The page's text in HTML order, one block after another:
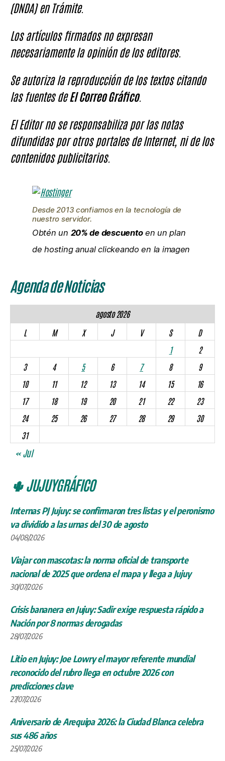
(DNDA) en Trámite.
Los artículos firmados no expresan
necesariamente la opinión de los editores.
Se autoriza la reproducción de los textos citando
las fuentes deEl Correo Gráfico.
El Editor no se responsabiliza por las notas
difundidas por otros portales de Internet, ni de los
contenidos publicitarios.
Desde 2013 confiamos en la tecnología de
nuestro servidor.
Obtén un 20% de descuentoen un plan
de hosting anual clickeando en la imagen
Agenda de Noticias
agosto 2026
L
M X J V S
D
1
2
3
4 5 6 7 8
9
10
11 12 13 14 15
16
17
18 19 20 21 22
23
24
25 26 27 28 29
30
31
« Jul
🌵 JUJUYGRÁFICO
Internas PJ Jujuy: se confirmaron tres listas y el peronismo
va dividido a las urnas del 30 de agosto
04/08/2026
Viajar con mascotas: la norma oficial de transporte
nacional de 2025 que ordena el mapa y llega a Jujuy
30/07/2026
Crisis bananera en Jujuy: Sadir exige respuesta rápido a
Nación por 8 normas derogadas
28/07/2026
Litio en Jujuy: Joe Lowry el mayor referente mundial
reconocido del rubro llega en octubre 2026 con
predicciones clave
27/07/2026
Aniversario de Arequipa 2026: la Ciudad Blanca celebra
sus 486 años
25/07/2026